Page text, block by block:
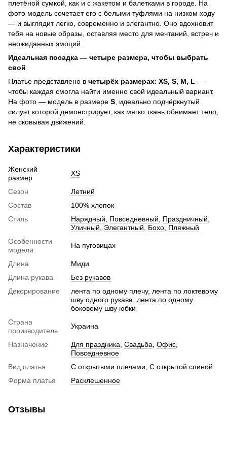
плетёной сумкой, как и с жакетом и балетками в городе. На
фото модель сочетает его с белыми туфлями на низком ходу
— и выглядит легко, современно и элегантно. Оно вдохновит
тебя на новые образы, оставляя место для мечтаний, встреч и
неожиданных эмоций.
Идеальная посадка — четыре размера, чтобы выбрать
свой
Платье представлено в четырёх размерах: XS, S, M, L —
чтобы каждая смогла найти именно свой идеальный вариант.
На фото — модель в размере S , идеально подчёркнутый
силуэт которой демонстрирует, как мягко ткань обнимает тело,
не сковывая движений.
Характеристики
Женский
размер
XS
Сезон
Летний
Состав
100% хлопок
Стиль
Нарядный Повседневный Праздничный
Уличный
Элегантный Бохо Пляжный
Особенности
модели
На пуговицах
Длина
Миди
Длина рукава
Без рукавов
Декорирование
лента по одному плечу, лента по локтевому
шву одного рукава, лента по одному
боковому шву юбки
Страна
производитель
Украина
Назначение Для праздника Свадьба Офис
Повседневное
Вид платья
С открытыми плечами С открытой спиной
Форма платья
Расклешенное
Отзывы